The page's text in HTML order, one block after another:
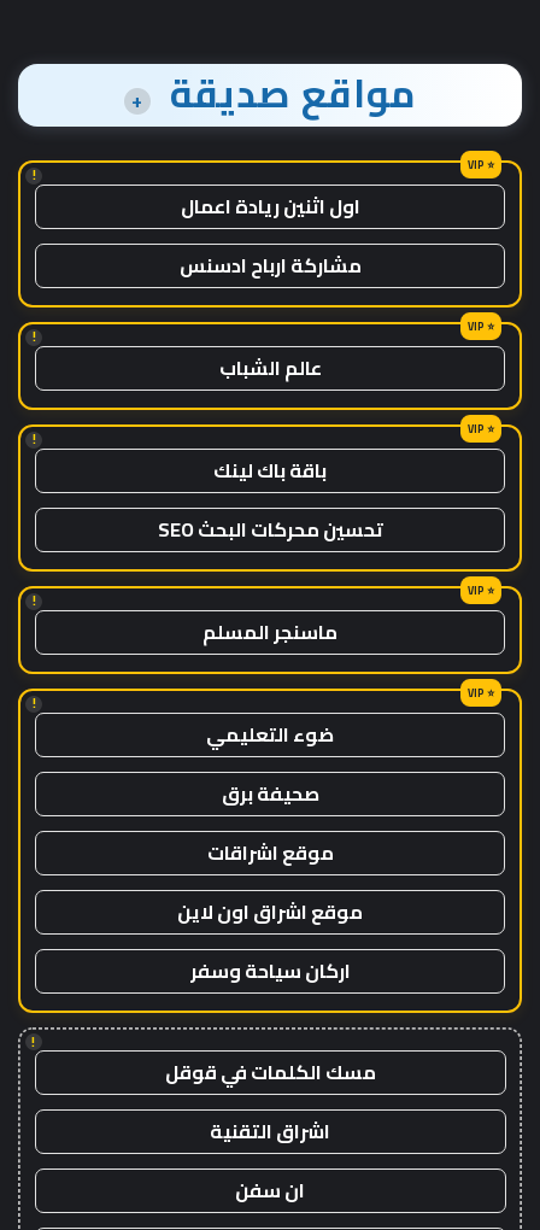
مواقع صديقة +
!
اول اثنين ريادة اعمال
مشاركة ارباح ادسنس
!
عالم الشباب
!
باقة باك لينك
تحسين محركات البحث SEO
!
ماسنجر المسلم
!
ضوء التعليمي
صحيفة برق
موقع اشراقات
موقع اشراق اون لاين
اركان سياحة وسفر
!
مسك الكلمات في قوقل
اشراق التقنية
ان سفن